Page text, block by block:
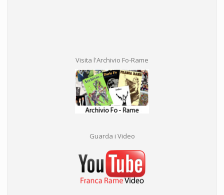
Visita l'Archivio Fo-Rame
Guarda i Video